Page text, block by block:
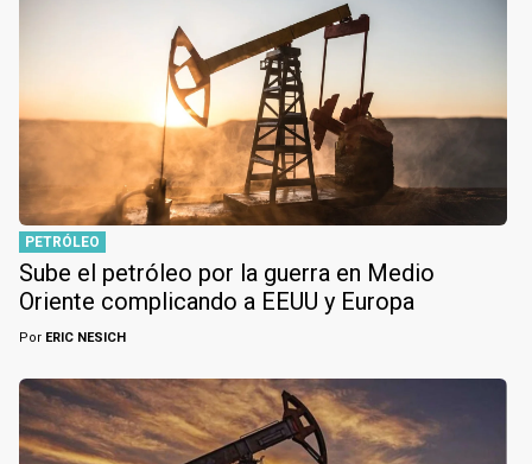
PETRÓLEO
Sube el petróleo por la guerra en Medio
Oriente complicando a EEUU y Europa
Por ERIC NESICH